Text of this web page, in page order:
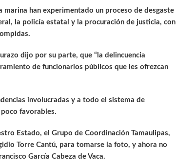
han experimentado un proceso de desgaste
la policía estatal y la procuración de justicia, con
dijo por su parte, que “la delincuencia
de funcionarios públicos que les ofrezcan
involucradas y a todo el sistema de
favorables.
Estado, el Grupo de Coordinación Tamaulipas,
Torre Cantú, para tomarse la foto, y ahora no
García Cabeza de Vaca.